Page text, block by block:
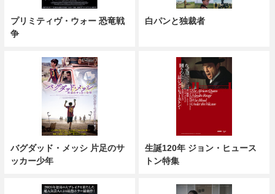
プリミティヴ・ウォー 恐竜戦
争
白パンと独裁者
バグダッド・メッシ 片足のサ
ッカー少年
生誕120年 ジョン・ヒュース
トン特集